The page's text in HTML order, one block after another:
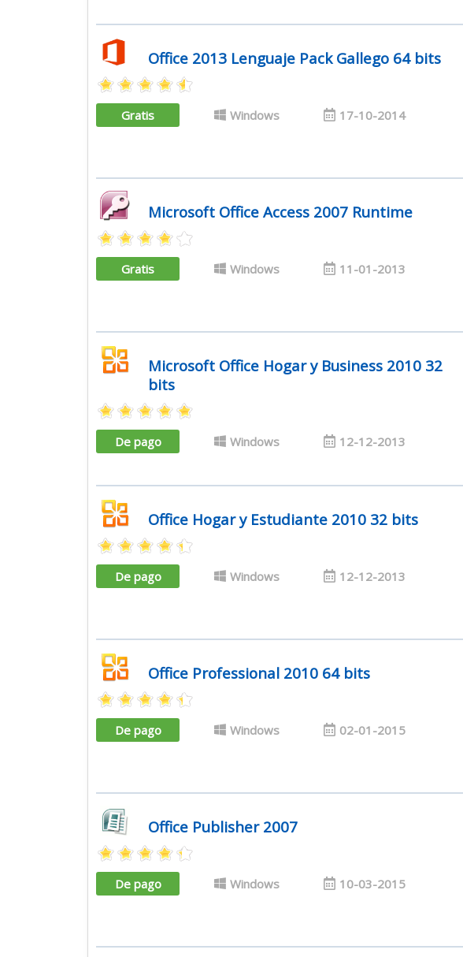
Office 2013 Lenguaje Pack Gallego 64 bits
Gratis Windows 17-10-2014
Microsoft Office Access 2007 Runtime
Gratis Windows 11-01-2013
Microsoft Office Hogar y Business 2010 32
bits
De pago Windows 12-12-2013
Office Hogar y Estudiante 2010 32 bits
De pago Windows 12-12-2013
Office Professional 2010 64 bits
De pago Windows 02-01-2015
Office Publisher 2007
De pago Windows 10-03-2015